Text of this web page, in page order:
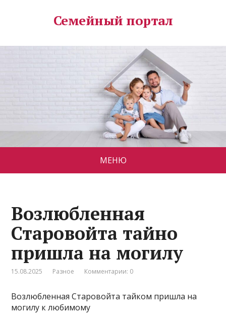
Семейный портал
МЕНЮ
Возлюбленная
Старовойта тайно
пришла на могилу
15.08.2025 Разное Комментарии: 0
Возлюбленная Старовойта тайком пришла на
могилу к любимому